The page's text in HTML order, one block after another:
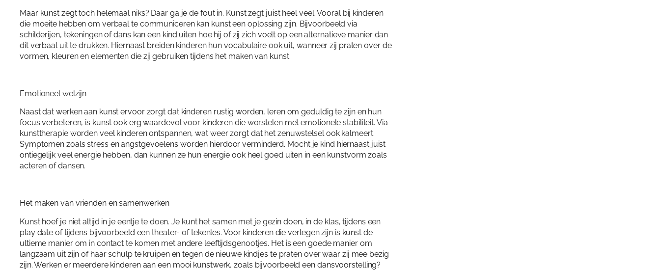
Maar kunst zegt toch helemaal niks? Daar ga je de fout in. Kunst zegt juist heel veel. Vooral bij kinderen
die moeite hebben om verbaal te communiceren kan kunst een oplossing zijn. Bijvoorbeeld via
schilderijen, tekeningen of dans kan een kind uiten hoe hij of zij zich voelt op een alternatieve manier dan
dit verbaal uit te drukken. Hiernaast breiden kinderen hun vocabulaire ook uit, wanneer zij praten over de
vormen, kleuren en elementen die zij gebruiken tijdens het maken van kunst.
Emotioneel welzijn
Naast dat werken aan kunst ervoor zorgt dat kinderen rustig worden, leren om geduldig te zijn en hun
focus verbeteren, is kunst ook erg waardevol voor kinderen die worstelen met emotionele stabiliteit. Via
kunsttherapie worden veel kinderen ontspannen, wat weer zorgt dat het zenuwstelsel ook kalmeert.
Symptomen zoals stress en angstgevoelens worden hierdoor verminderd. Mocht je kind hiernaast juist
ontiegelijk veel energie hebben, dan kunnen ze hun energie ook heel goed uiten in een kunstvorm zoals
acteren of dansen.
Het maken van vrienden en samenwerken
Kunst hoef je niet altijd in je eentje te doen. Je kunt het samen met je gezin doen, in de klas, tijdens een
play date of tijdens bijvoorbeeld een theater- of tekenles. Voor kinderen die verlegen zijn is kunst de
ultieme manier om in contact te komen met andere leeftijdsgenootjes. Het is een goede manier om
langzaam uit zijn of haar schulp te kruipen en tegen de nieuwe kindjes te praten over waar zij mee bezig
zijn. Werken er meerdere kinderen aan een mooi kunstwerk, zoals bijvoorbeeld een dansvoorstelling?